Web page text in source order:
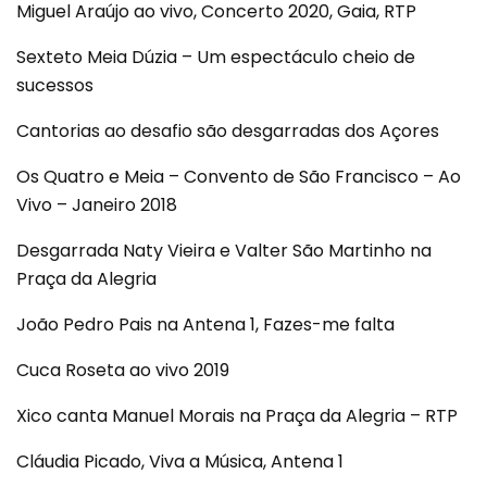
Miguel Araújo ao vivo, Concerto 2020, Gaia, RTP
Sexteto Meia Dúzia – Um espectáculo cheio de
sucessos
Cantorias ao desafio são desgarradas dos Açores
Os Quatro e Meia – Convento de São Francisco – Ao
Vivo – Janeiro 2018
Desgarrada Naty Vieira e Valter São Martinho na
Praça da Alegria
João Pedro Pais na Antena 1, Fazes-me falta
Cuca Roseta ao vivo 2019
Xico canta Manuel Morais na Praça da Alegria – RTP
Cláudia Picado, Viva a Música, Antena 1